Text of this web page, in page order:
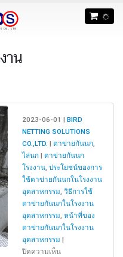
าน
2023-06-01 | BIRD
NETTING SOLUTIONS
CO.,LTD. | ตาข่ายกันนก,
ไล่นก | ตาข่ายกันนก
โรงงาน, ประโยชน์ของการ
ใช้ตาข่ายกันนกในโรงงาน
อุตสาหกรรม, วิธีการใช้
ตาข่ายกันนกในโรงงาน
อุตสาหกรรม, หน้าที่ของ
ตาข่ายกันนกในโรงงาน
อุตสาหกรรม |
ปิดความเห็นบน